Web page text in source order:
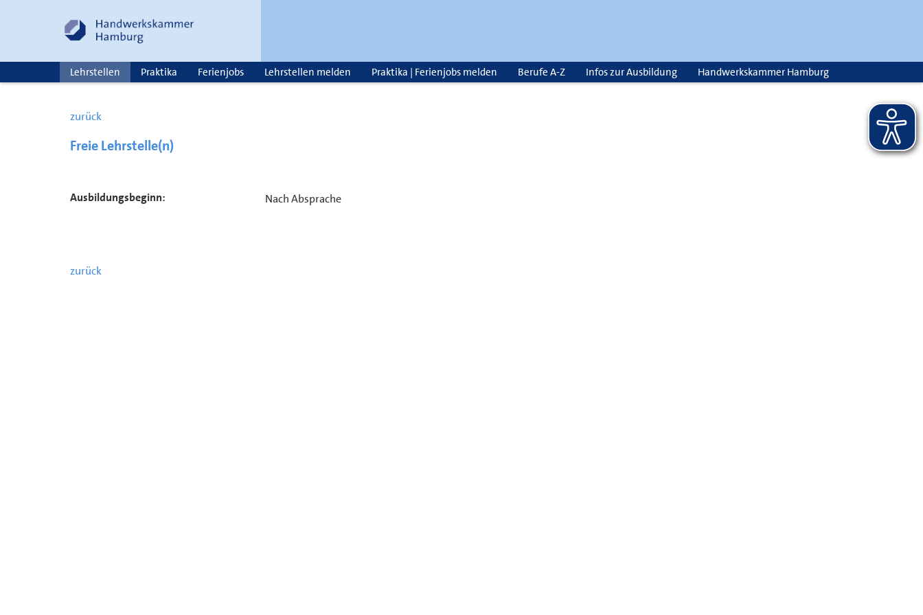
Lehrstellen Praktika Ferienjobs Lehrstellen melden Praktika | Ferienjobs melden Berufe A-Z Infos zur Ausbildung Handwerkskammer Hamburg
zurück
Freie Lehrstelle(n)
Ausbildungsbeginn: Nach Absprache
zurück